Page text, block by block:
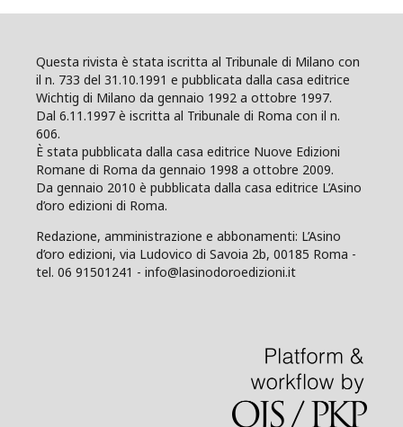
Questa rivista è stata iscritta al Tribunale di Milano con
il n. 733 del 31.10.1991 e pubblicata dalla casa editrice
Wichtig di Milano da gennaio 1992 a ottobre 1997.
Dal 6.11.1997 è iscritta al Tribunale di Roma con il n.
606.
È stata pubblicata dalla casa editrice Nuove Edizioni
Romane di Roma da gennaio 1998 a ottobre 2009.
Da gennaio 2010 è pubblicata dalla casa editrice L’Asino
d’oro edizioni di Roma.
Redazione, amministrazione e abbonamenti: L’Asino
d’oro edizioni, via Ludovico di Savoia 2b, 00185 Roma -
tel. 06 91501241 - info@lasinodoroedizioni.it